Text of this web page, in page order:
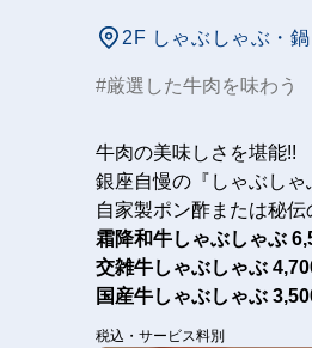
2F しゃぶしゃぶ・
厳選した牛肉を味わう
牛肉の美味しさを堪能!!
銀座自慢の『しゃぶしゃ
自家製ポン酢または秘
霜降和牛しゃぶしゃぶ
交雑牛しゃぶしゃぶ
国産牛しゃぶしゃぶ
税込・サービス料別